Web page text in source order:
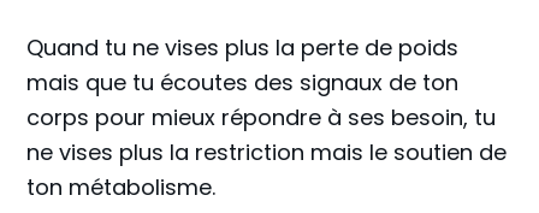
Quand tu ne vises plus la perte de poids
mais que tu écoutes des signaux de ton
corps pour mieux répondre à ses besoin, tu
ne vises plus la restriction mais le soutien de
ton métabolisme.